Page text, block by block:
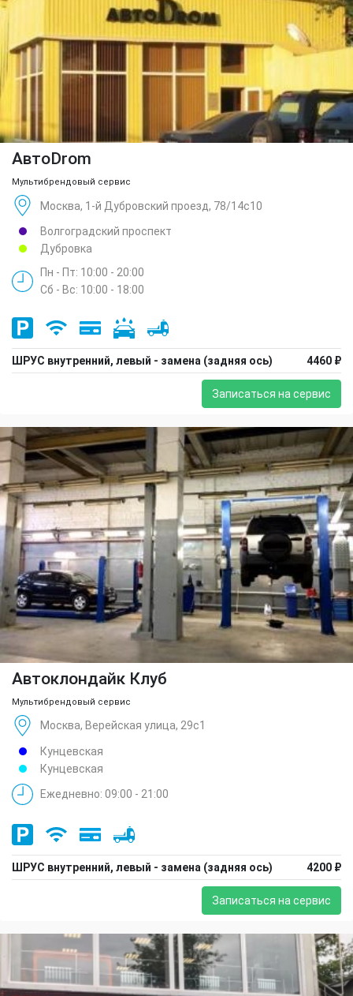
АвтоDrom
Мультибрендовый сервис
Москва, 1-й Дубровский проезд, 78/14с10
Волгоградский проспект
Дубровка
Пн - Пт: 10:00 - 20:00
Сб - Вс: 10:00 - 18:00
ШРУС внутренний, левый - замена (задняя ось) 4460 ₽
Записаться на сервис
Автоклондайк Клуб
Мультибрендовый сервис
Москва, Верейская улица, 29с1
Кунцевская
Кунцевская
Ежедневно: 09:00 - 21:00
ШРУС внутренний, левый - замена (задняя ось) 4200 ₽
Записаться на сервис